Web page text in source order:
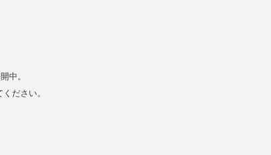
中。
ださい。